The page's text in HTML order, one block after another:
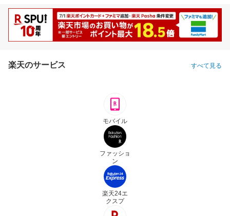
楽天のサービス すべて見る
モバイル
ファッショ
ン
楽天24エ
クスプ